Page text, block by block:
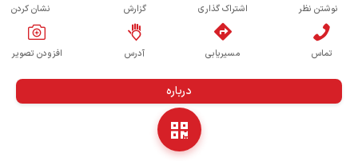
نوشتن نظر اشتراک گذاری گزارش نشان کردن
تماس مسیریابی آدرس افزودن تصویر
درباره